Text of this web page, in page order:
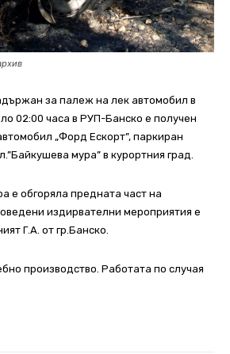
за палеж на лек автомобил в
02:00 часа в РУП-Банско е получен
„Форд Ескорт”, паркиран
мура” в курортния град.
е обгоряла предната част на
издирвателни мероприятия е
Г.А. от гр.Банско.
производство. Работата по случая